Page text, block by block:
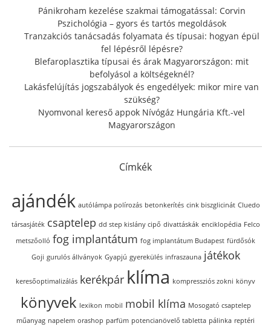
r
:
Pánikroham kezelése szakmai támogatással: Corvin
Pszichológia – gyors és tartós megoldások
Tranzakciós tanácsadás folyamata és típusai: hogyan épül
fel lépésről lépésre?
Blefaroplasztika típusai és árak Magyarországon: mit
befolyásol a költségeknél?
Lakásfelújítás jogszabályok és engedélyek: mikor mire van
szükség?
Nyomvonal kereső appok Nívógáz Hungária Kft.-vel
Magyarországon
Címkék
ajándék autólámpa polírozás betonkerítés cink biszglicinát Cluedo
társasjáték csaptelep dd step kislány cipő divattáskák enciklopédia Felco
metszőolló fog implantátum fog implantátum Budapest fürdősók
Goji gurulós állványok Gyapjú gyerekülés infraszauna játékok
keresőoptimalizálás kerékpár klíma kompressziós zokni könyv
könyvek lexikon mobil mobil klíma Mosogató csaptelep
műanyag napelem orashop parfüm potencianövelő tabletta pálinka reptéri